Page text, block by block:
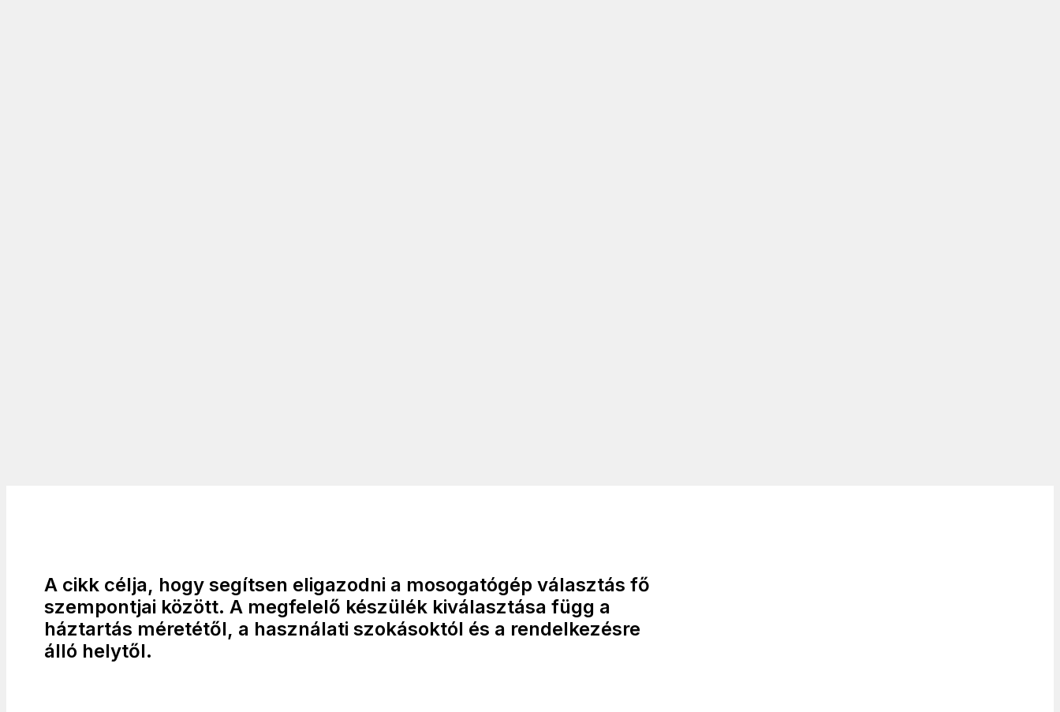
A cikk célja, hogy segítsen eligazodni a mosogatógép választás fő
szempontjai között. A megfelelő készülék kiválasztása függ a
háztartás méretétől, a használati szokásoktól és a rendelkezésre
álló helytől.